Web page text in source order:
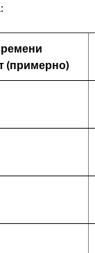
(примерно)